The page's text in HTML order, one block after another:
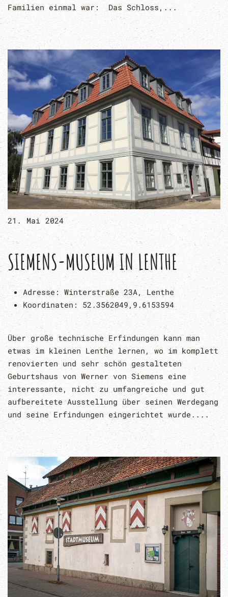
Familien einmal war: Das Schloss,...
21. Mai 2024
SIEMENS-MUSEUM IN LENTHE
Adresse: Winterstraße 23A, Lenthe
Koordinaten: 52.3562049,9.6153594
Über große technische Erfindungen kann man
etwas im kleinen Lenthe lernen, wo im komplett
renovierten und sehr schön gestalteten
Geburtshaus von Werner von Siemens eine
interessante, nicht zu umfangreiche und gut
aufbereitete Ausstellung über seinen Werdegang
und seine Erfindungen eingerichtet wurde....